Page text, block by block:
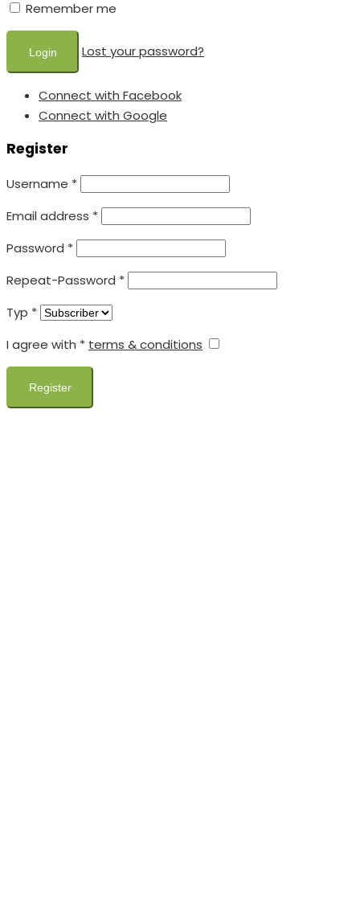
Remember me
Lost your password?
Connect with Facebook
Connect with Google
Register
Username *
Email address *
Password *
Repeat-Password *
Typ *
I agree with * terms & conditions